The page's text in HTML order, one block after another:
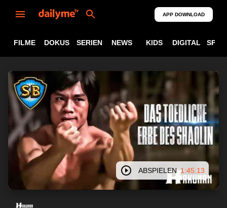
APP DOWNLOAD
FILME DOKUS SERIEN NEWS KIDS DIGITAL
ABSPIELEN 1:45:13